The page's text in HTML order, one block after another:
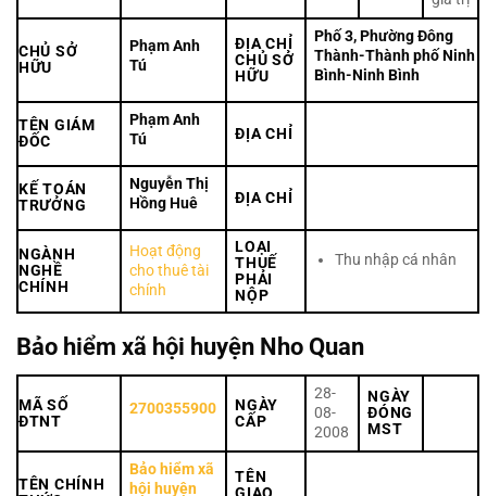
CHỦ SỞ
HỮU
Phạm Anh
Tú
ĐỊA CHỈ
CHỦ SỞ
HỮU
Phố 3, Phường Đông
Thành-Thành phố Ninh
Bình-Ninh Bình
TÊN GIÁM
ĐỐC
Phạm Anh
Tú
ĐỊA CHỈ
KẾ TOÁN
TRƯỞNG
Nguyễn Thị
Hồng Huê
ĐỊA CHỈ
NGÀNH
NGHỀ
CHÍNH
Hoạt động
cho thuê tài
chính
LOẠI
THUẾ
PHẢI
NỘP
Thu nhập cá nhân
Bảo hiểm xã hội huyện Nho Quan
MÃ SỐ
ĐTNT
2700355900
NGÀY
CẤP
28-
08-
2008
NGÀY
ĐÓNG
MST
TÊN CHÍNH
Bảo hiểm xã
hội huyện
TÊN